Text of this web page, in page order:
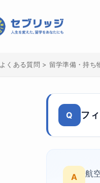
よくある質問 > 留学準備・持ち
Q フ
A
航